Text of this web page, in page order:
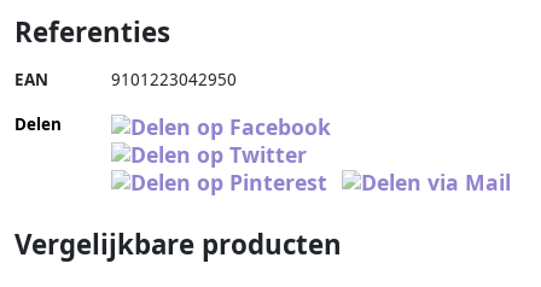
Referenties
EAN 9101223042950
Delen
Vergelijkbare producten